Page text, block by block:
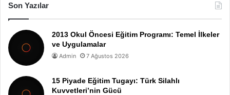
Son Yazılar
2013 Okul Öncesi Eğitim Programı: Temel İlkeler
ve Uygulamalar
Admin 7 Ağustos 2026
15 Piyade Eğitim Tugayı: Türk Silahlı
Kuvvetleri’nin Gücü